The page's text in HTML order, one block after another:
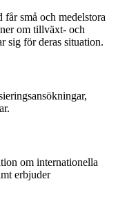
små och medelstora
om tillväxt- och
sig för deras situation.
om internationella
erbjuder